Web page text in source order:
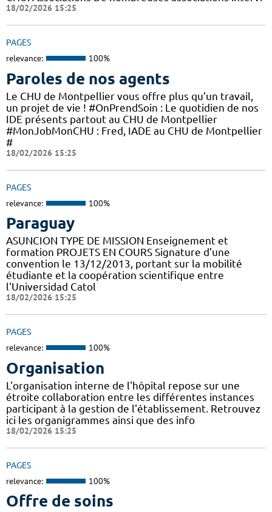
18/02/2026 15:25
PAGES
relevance: 100%
Paroles de nos agents
Le CHU de Montpellier vous offre plus qu’un travail,
un projet de vie ! #OnPrendSoin : Le quotidien de nos
IDE présents partout au CHU de Montpellier
#MonJobMonCHU : Fred, IADE au CHU de Montpellier
#
18/02/2026 15:25
PAGES
relevance: 100%
Paraguay
ASUNCION TYPE DE MISSION Enseignement et
formation PROJETS EN COURS Signature d’une
convention le 13/12/2013, portant sur la mobilité
étudiante et la coopération scientifique entre
l'Universidad Catol
18/02/2026 15:25
PAGES
relevance: 100%
Organisation
L'organisation interne de l'hôpital repose sur une
étroite collaboration entre les différentes instances
participant à la gestion de l'établissement. Retrouvez
ici les organigrammes ainsi que des info
18/02/2026 15:25
PAGES
relevance: 100%
Offre de soins